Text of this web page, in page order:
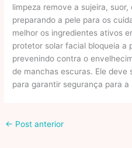
limpeza remove a sujeira,
preparando a pele para os
melhor os ingredientes ativos
protetor solar facial bloqueia a
prevenindo contra o
de manchas escuras. Ele deve
para garantir segurança para a
← Post anterior